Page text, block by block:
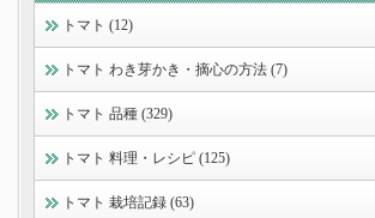
トマト (12)
トマト わき芽かき・摘心の方法 (7)
トマト 品種 (329)
トマト 料理・レシピ (125)
トマト 栽培記録 (63)